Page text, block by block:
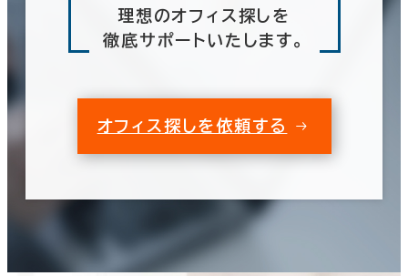
理想のオフィス探しを
徹底サポートいたします。
オフィス探しを依頼する